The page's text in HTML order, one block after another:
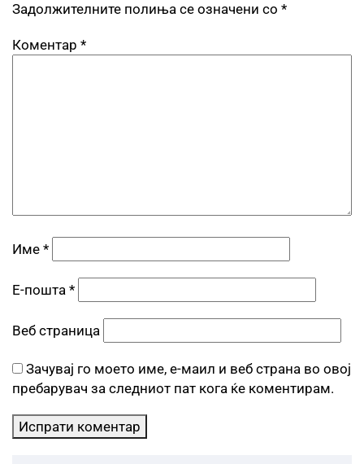
Задолжителните полиња се означени со *
Коментар *
Име *
Е-пошта *
Веб страница
Зачувај го моето име, е-маил и веб страна во овој
пребарувач за следниот пат кога ќе коментирам.